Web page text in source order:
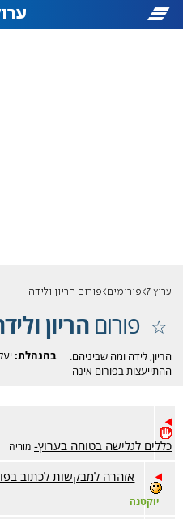
ערוץ 7 פורומים פורום הריון ולידה
פורוםהריון
בהנהלת:
הריון, לידה ומה שביניהם.
ההתייעצות בפורום אינה
הפורום דתי, נא לכבד את
רגשות הגולשות בסגנון
השאלות והתשובות. קישור
Forum/Forum.aspx/f449
כללים לגלישה בטוחה בערוץ- מוריה
אזהרה למבקשות לכתוב
יוקטנה